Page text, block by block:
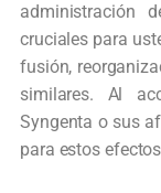
administración
cruciales para
fusión,
similares. Al
Syngenta o sus
para estos